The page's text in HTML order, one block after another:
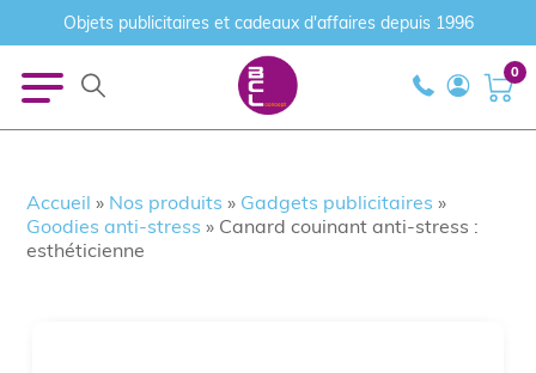
Objets publicitaires et cadeaux d'affaires depuis 1996
0
Accueil » Nos produits » Gadgets publicitaires »
Goodies anti-stress » Canard couinant anti-stress :
esthéticienne